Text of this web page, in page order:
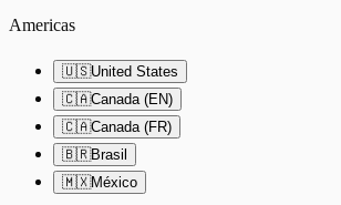
Americas
🇺🇸United States
🇨🇦Canada (EN)
🇨🇦Canada (FR)
🇧🇷Brasil
🇲🇽México